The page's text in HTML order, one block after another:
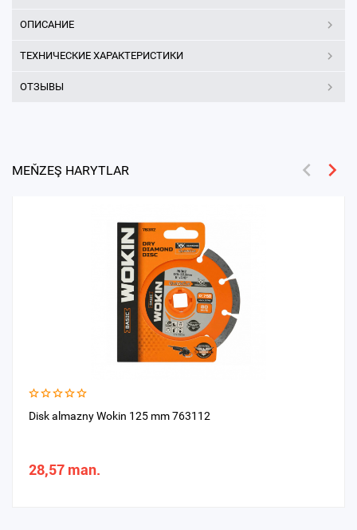
ОПИСАНИЕ
ТЕХНИЧЕСКИЕ ХАРАКТЕРИСТИКИ
ОТЗЫВЫ
MEŇZEŞ HARYTLAR
Disk almazny Wokin 125 mm 763112
28,57 man.